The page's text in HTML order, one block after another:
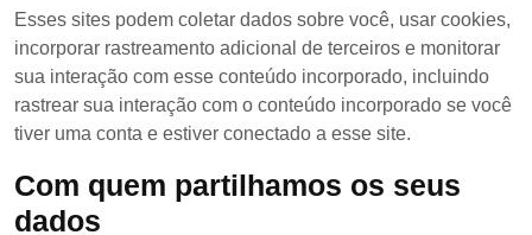
Esses sites podem coletar dados sobre você, usar cookies,
incorporar rastreamento adicional de terceiros e monitorar
sua interação com esse conteúdo incorporado, incluindo
rastrear sua interação com o conteúdo incorporado se você
tiver uma conta e estiver conectado a esse site.
Com quem partilhamos os seus
dados